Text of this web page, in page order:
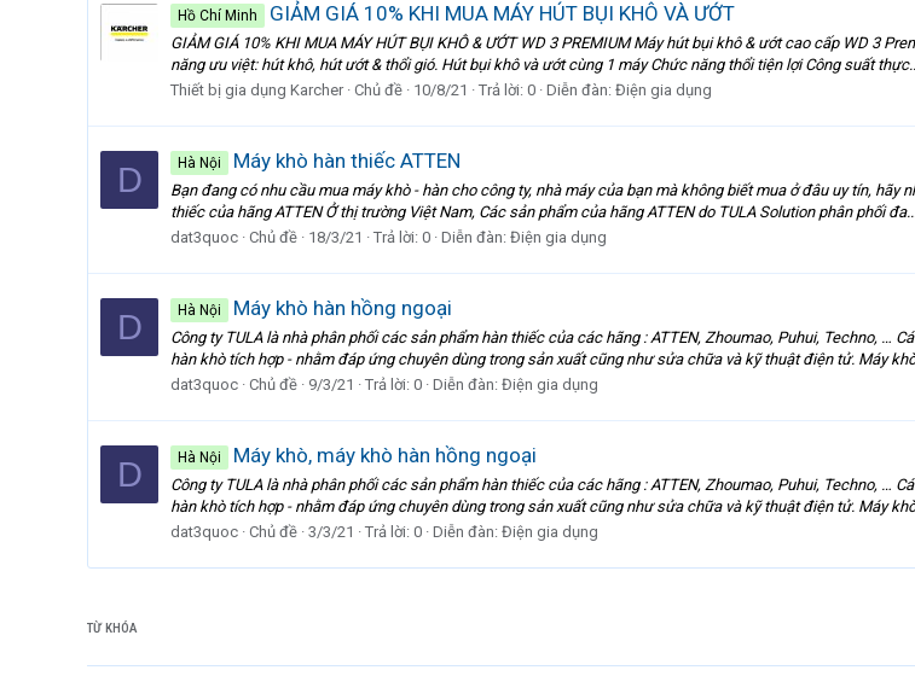
Hồ Chí Minh GIẢM GIÁ 10% KHI MUA MÁY HÚT BỤI KHÔ VÀ ƯỚT
GIẢM GIÁ 10% KHI MUA MÁY HÚT BỤI KHÔ & ƯỚT WD 3 PREMIUM Máy hút bụi khô & ướt cao cấp WD 3
năng ưu việt: hút khô, hút ướt & thổi gió. Hút bụi khô và ướt cùng 1 máy Chức năng thổi tiện lợi Công suất
Thiết bị gia dụng Karcher Chủ đề 10/8/21 Trả lời: 0 Diễn đàn: Điện gia dụng
D Hà Nội Máy khò hàn thiếc ATTEN
Bạn đang có nhu cầu mua máy khò - hàn cho công ty, nhà máy của bạn mà không biết mua ở đâu uy tín,
thiếc của hãng ATTEN Ở thị trường Việt Nam, Các sản phẩm của hãng ATTEN do TULA Solution phân phối
dat3quoc Chủ đề 18/3/21 Trả lời: 0 Diễn đàn: Điện gia dụng
D Hà Nội Máy khò hàn hồng ngoại
Công ty TULA là nhà phân phối các sản phẩm hàn thiếc của các hãng : ATTEN, Zhoumao, Puhui, Techno, …
hàn khò tích hợp - nhằm đáp ứng chuyên dùng trong sản xuất cũng như sửa chữa và kỹ thuật điện tử. Máy
dat3quoc Chủ đề 9/3/21 Trả lời: 0 Diễn đàn: Điện gia dụng
D Hà Nội Máy khò, máy khò hàn hồng ngoại
Công ty TULA là nhà phân phối các sản phẩm hàn thiếc của các hãng : ATTEN, Zhoumao, Puhui, Techno, …
hàn khò tích hợp - nhằm đáp ứng chuyên dùng trong sản xuất cũng như sửa chữa và kỹ thuật điện tử. Máy
dat3quoc Chủ đề 3/3/21 Trả lời: 0 Diễn đàn: Điện gia dụng
TỪ KHÓA